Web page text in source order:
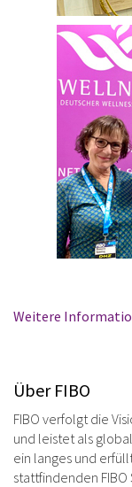
Weitere
Über FIBO
FIBO verfolgt die
und leistet als
ein langes und
stattfindenden